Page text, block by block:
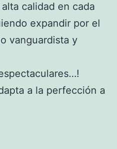
calidad en cada
expandir por el
vanguardista y
a la perfección a